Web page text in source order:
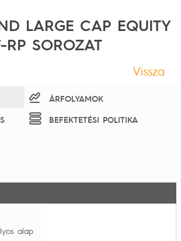
LARGE CAP EQUITY
RP SOROZAT
Vissza
ÁRFOLYAMOK
BEFEKTETÉSI POLITIKA
alap